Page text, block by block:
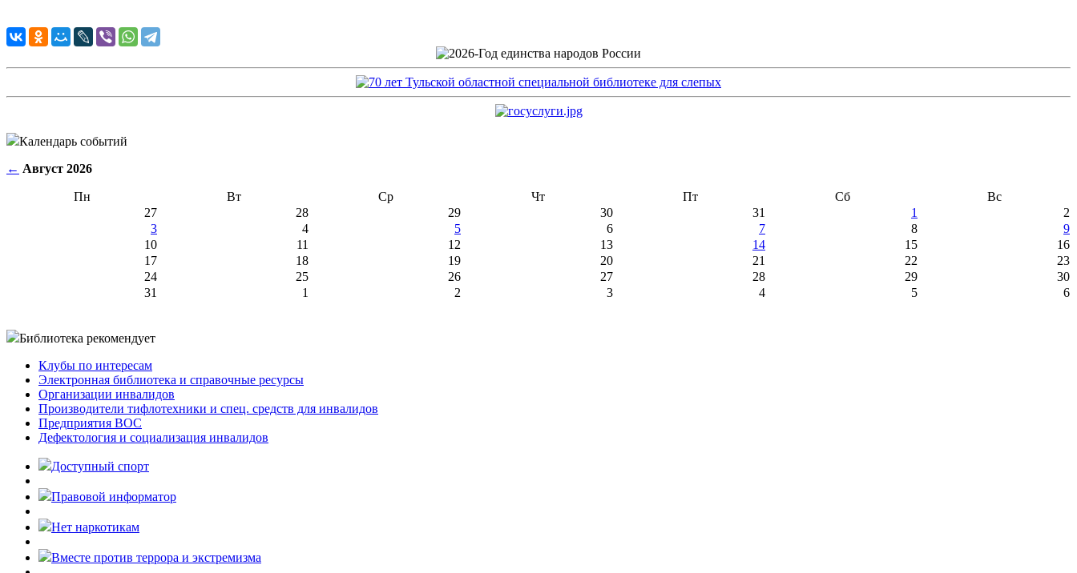
Календарь событий
← Август 2026
Пн Вт Ср Чт Пт Сб
Вс
27
28 29 30 31 1
2
3
4 5 6 7 8
9
10
11 12 13 14 15
16
17
18 19 20 21 22
23
24
25 26 27 28 29
30
31
1 2 3 4 5 6
Библиотека рекомендует
Клубы по интересам
Электронная библиотека и справочные ресурсы
Организации инвалидов
Производители тифлотехники и спец. средств для инвалидов
Предприятия ВОС
Дефектология и социализация инвалидов
Доступный спорт
Правовой информатор
Нет наркотикам
Вместе против террора и экстремизма